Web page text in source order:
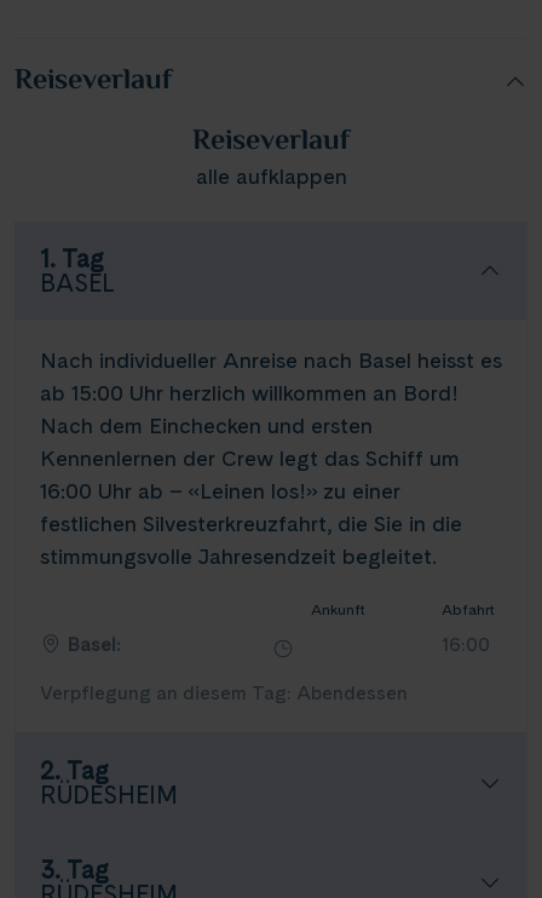
Reiseverlauf
Reiseverlauf
alle aufklappen
1. Tag
BASEL
Nach individueller Anreise nach Basel heisst es
ab 15:00 Uhr herzlich willkommen an Bord!
Nach dem Einchecken und ersten
Kennenlernen der Crew legt das Schiff um
16:00 Uhr ab – «Leinen los!» zu einer
festlichen Silvesterkreuzfahrt, die Sie in die
stimmungsvolle Jahresendzeit begleitet.
Ankunft Abfahrt
Basel: 16:00
Verpflegung an diesem Tag: Abendessen
2. Tag
RÜDESHEIM
3. Tag